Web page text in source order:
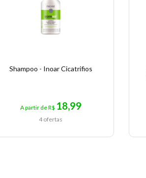
Shampoo - Inoar Cicatrifios
A partir de R$ 18,99
4 ofertas